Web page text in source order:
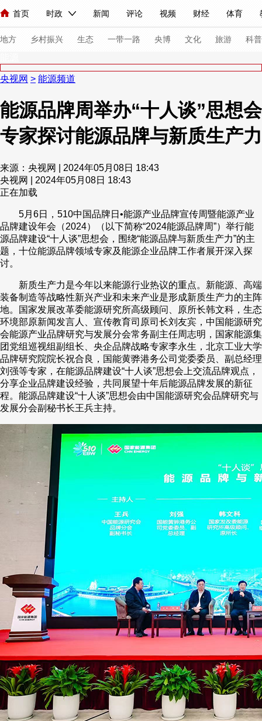
首页 时政 新闻 评论 视频 财经 体育
人民领袖习近平 联播+ 中国领导人 央视快评 习式妙语
直播 栏目大全 节目单 听音 微视频 主持人
海外频道 iPanda English Монгол
地方 乡村振兴 生态 一带一路 央博 文化 旅游 科普
总台春晚 网络春晚
新闻 国内 国际 评论 经济 军事 科技
视频 小央视频 小央直播
体育 直播 竞猜 2026年世界杯 2026年冬奥会
VIP会员 CCTV奥林匹克频道 生活体育大会 体育江湖
财经 教育 乡村振兴 生态环境 一带一路 央博
大国智造 大国展会 大国保险 云顶对话 云起
CCTV.节目官网 直播 节目单 栏目 片库 收视榜
央视网 > 能源频道
能源品牌周举办“十人谈”思想会
专家探讨能源品牌与新质生产力
来源：央视网 | 2024年05月08日 18:43
央视网 | 2024年05月08日 18:43
正在加载
5月6日，510中国品牌日•能源产业品牌宣传周暨能源产业
品牌建设年会（2024）（以下简称“2024能源品牌周”）举行能
源品牌建设“十人谈”思想会，围绕“能源品牌与新质生产力”的主
题，十位能源品牌领域专家及能源企业品牌工作者展开深入探
讨。
新质生产力是今年以来能源行业热议的重点。新能源、高端
装备制造等战略性新兴产业和未来产业是形成新质生产力的主阵
地。国家发展改革委能源研究所高级顾问、原所长韩文科，生态
环境部原新闻发言人、宣传教育司原司长刘友宾，中国能源研究
会能源产业品牌研究与发展分会常务副主任周志明，国家能源集
团党组巡视组副组长、央企品牌战略专家李永生，北京工业大学
品牌研究院院长祝合良，国能黄骅港务公司党委委员、副总经理
刘强等专家，在能源品牌建设“十人谈”思想会上交流品牌观点，
分享企业品牌建设经验，共同展望十年后能源品牌发展的新征
程。能源品牌建设“十人谈”思想会由中国能源研究会品牌研究与
发展分会副秘书长王兵主持。